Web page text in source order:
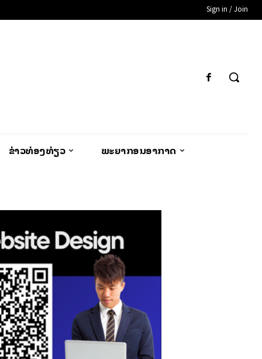
Sign in / Join
ຂ່າວທ່ອງທ່ຽວ ພະຍາກອນອາກາດ